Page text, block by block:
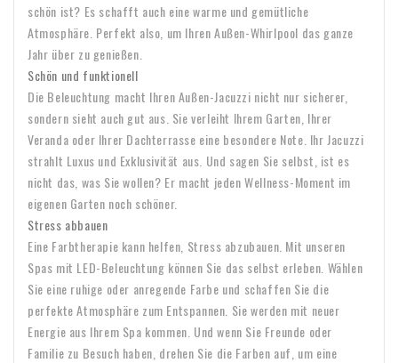
schön ist? Es schafft auch eine warme und gemütliche
Atmosphäre. Perfekt also, um Ihren Außen-Whirlpool das ganze
Jahr über zu genießen.
Schön und funktionell
Die Beleuchtung macht Ihren Außen-Jacuzzi nicht nur sicherer,
sondern sieht auch gut aus. Sie verleiht Ihrem Garten, Ihrer
Veranda oder Ihrer Dachterrasse eine besondere Note. Ihr Jacuzzi
strahlt Luxus und Exklusivität aus. Und sagen Sie selbst, ist es
nicht das, was Sie wollen? Er macht jeden Wellness-Moment im
eigenen Garten noch schöner.
Stress abbauen
Eine Farbtherapie kann helfen, Stress abzubauen. Mit unseren
Spas mit LED-Beleuchtung können Sie das selbst erleben. Wählen
Sie eine ruhige oder anregende Farbe und schaffen Sie die
perfekte Atmosphäre zum Entspannen. Sie werden mit neuer
Energie aus Ihrem Spa kommen. Und wenn Sie Freunde oder
Familie zu Besuch haben, drehen Sie die Farben auf, um eine